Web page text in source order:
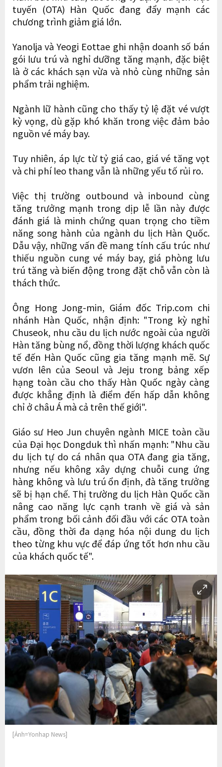
tuyến (OTA) Hàn Quốc đang đẩy mạnh các
chương trình giảm giá lớn.
Yanolja và Yeogi Eottae ghi nhận doanh số bán
gói lưu trú và nghỉ dưỡng tăng mạnh, đặc biệt
là ở các khách sạn vừa và nhỏ cùng những sản
phẩm trải nghiệm.
Ngành lữ hành cũng cho thấy tỷ lệ đặt vé vượt
kỳ vọng, dù gặp khó khăn trong việc đảm bảo
nguồn vé máy bay.
Tuy nhiên, áp lực từ tỷ giá cao, giá vé tăng vọt
và chi phí leo thang vẫn là những yếu tố rủi ro.
Việc thị trường outbound và inbound cùng
tăng trưởng mạnh trong dịp lễ lần này được
đánh giá là minh chứng quan trọng cho tiềm
năng song hành của ngành du lịch Hàn Quốc.
Dẫu vậy, những vấn đề mang tính cấu trúc như
thiếu nguồn cung vé máy bay, giá phòng lưu
trú tăng và biến động trong đặt chỗ vẫn còn là
thách thức.
Ông Hong Jong-min, Giám đốc Trip.com chi
nhánh Hàn Quốc, nhận định: "Trong kỳ nghỉ
Chuseok, nhu cầu du lịch nước ngoài của người
Hàn tăng bùng nổ, đồng thời lượng khách quốc
tế đến Hàn Quốc cũng gia tăng mạnh mẽ. Sự
vươn lên của Seoul và Jeju trong bảng xếp
hạng toàn cầu cho thấy Hàn Quốc ngày càng
được khẳng định là điểm đến hấp dẫn không
chỉ ở châu Á mà cả trên thế giới".
Giáo sư Heo Jun chuyên ngành MICE toàn cầu
của Đại học Dongduk thì nhấn mạnh: "Nhu cầu
du lịch tự do cá nhân qua OTA đang gia tăng,
nhưng nếu không xây dựng chuỗi cung ứng
hàng không và lưu trú ổn định, đà tăng trưởng
sẽ bị hạn chế. Thị trường du lịch Hàn Quốc cần
nâng cao năng lực cạnh tranh về giá và sản
phẩm trong bối cảnh đối đầu với các OTA toàn
cầu, đồng thời đa dạng hóa nội dung du lịch
theo từng khu vực để đáp ứng tốt hơn nhu cầu
của khách quốc tế".
[Ảnh=Yonhap News]